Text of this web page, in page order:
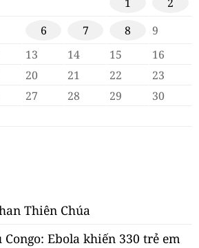
6 7 8
9
13 14 15
16
20 21 22
23
27 28 29
30
Thiên Chúa
Congo: Ebola khiến 330 trẻ em